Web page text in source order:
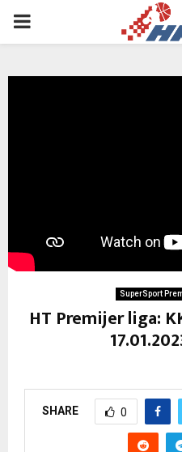
PRIMARY
SuperSport
HT Premijer liga:
SHARE 0